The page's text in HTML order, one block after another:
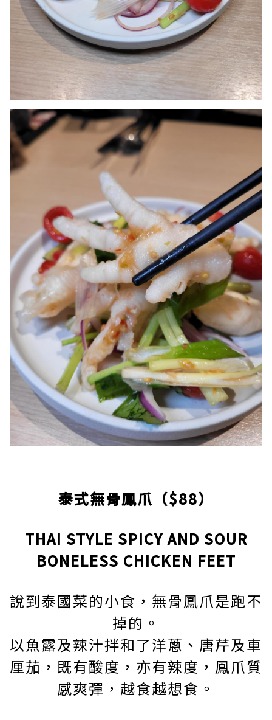
泰式無骨鳳爪（$88）
THAI STYLE SPICY AND SOUR
BONELESS CHICKEN FEET
說到泰國菜的小食，無骨鳳爪是跑不
掉的。
以魚露及辣汁拌和了洋蔥、唐芹及車
厘茄，既有酸度，亦有辣度，鳳爪質
感爽彈，越食越想食。